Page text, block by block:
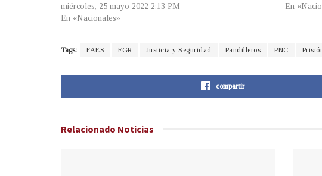
miércoles, 25 mayo 2022 2:13 PM
En «Nacionales»
En
Tags: FAES FGR Justicia y Seguridad Pandilleros PNC
compartir
Relacionado Noticias